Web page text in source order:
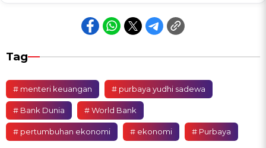
Tag
# menteri keuangan # purbaya yudhi sadewa
# Bank Dunia # World Bank
# pertumbuhan ekonomi # ekonomi # Purbaya